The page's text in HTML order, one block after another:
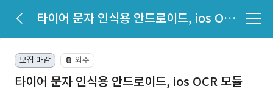
타이어 문자 인식용 안드로이드, ios OCR 모듈
모집 마감 📔 외주
타이어 문자 인식용 안드로이드, ios OCR 모듈